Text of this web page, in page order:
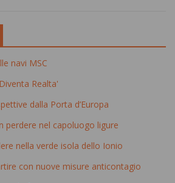
navi MSC
Realta'
dalla Porta d’Europa
perdere nel capoluogo ligure
nella verde isola dello Ionio
con nuove misure anticontagio